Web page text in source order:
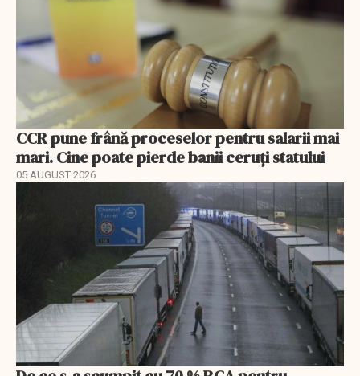
CCR pune frână proceselor pentru salarii mai
mari. Cine poate pierde banii ceruți statului
05 AUGUST 2026